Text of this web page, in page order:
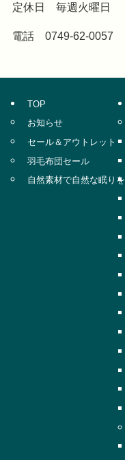
定休日 毎週火曜日
電話 0749-62-0057
TOP
お知らせ
セール＆アウトレット
羽毛布団セール
自然素材で自然な眠りを